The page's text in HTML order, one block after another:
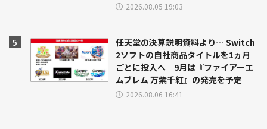
2026.08.05 19:03
任天堂の決算説明資料より… Switch
2ソフトの自社商品タイトルを1ヵ月
ごとに投入へ 9月は『ファイアーエ
ムブレム 万紫千紅』の発売を予定
2026.08.06 16:41